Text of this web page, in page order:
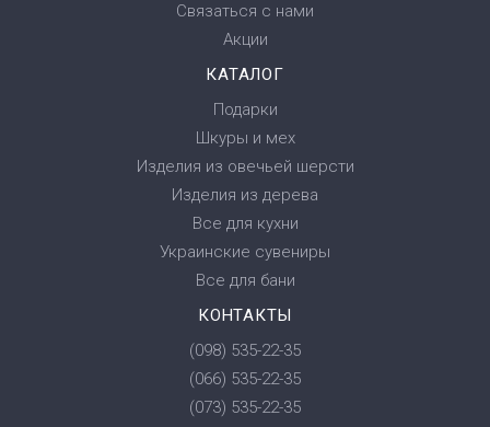
Связаться с нами
Акции
КАТАЛОГ
Подарки
Шкуры и мех
Изделия из овечьей шерсти
Изделия из дерева
Все для кухни
Украинские сувениры
Все для бани
КОНТАКТЫ
(098) 535-22-35
(066) 535-22-35
(073) 535-22-35